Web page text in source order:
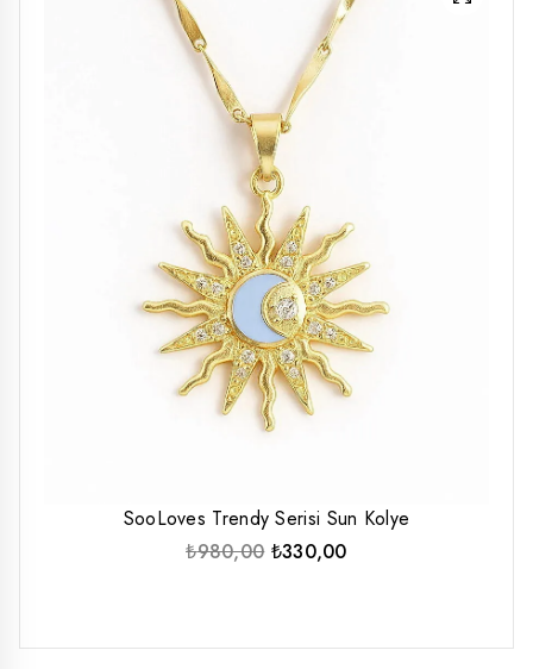
SooLoves Trendy Serisi Sun Kolye
₺980,00 Orijinal
₺330,00Şu